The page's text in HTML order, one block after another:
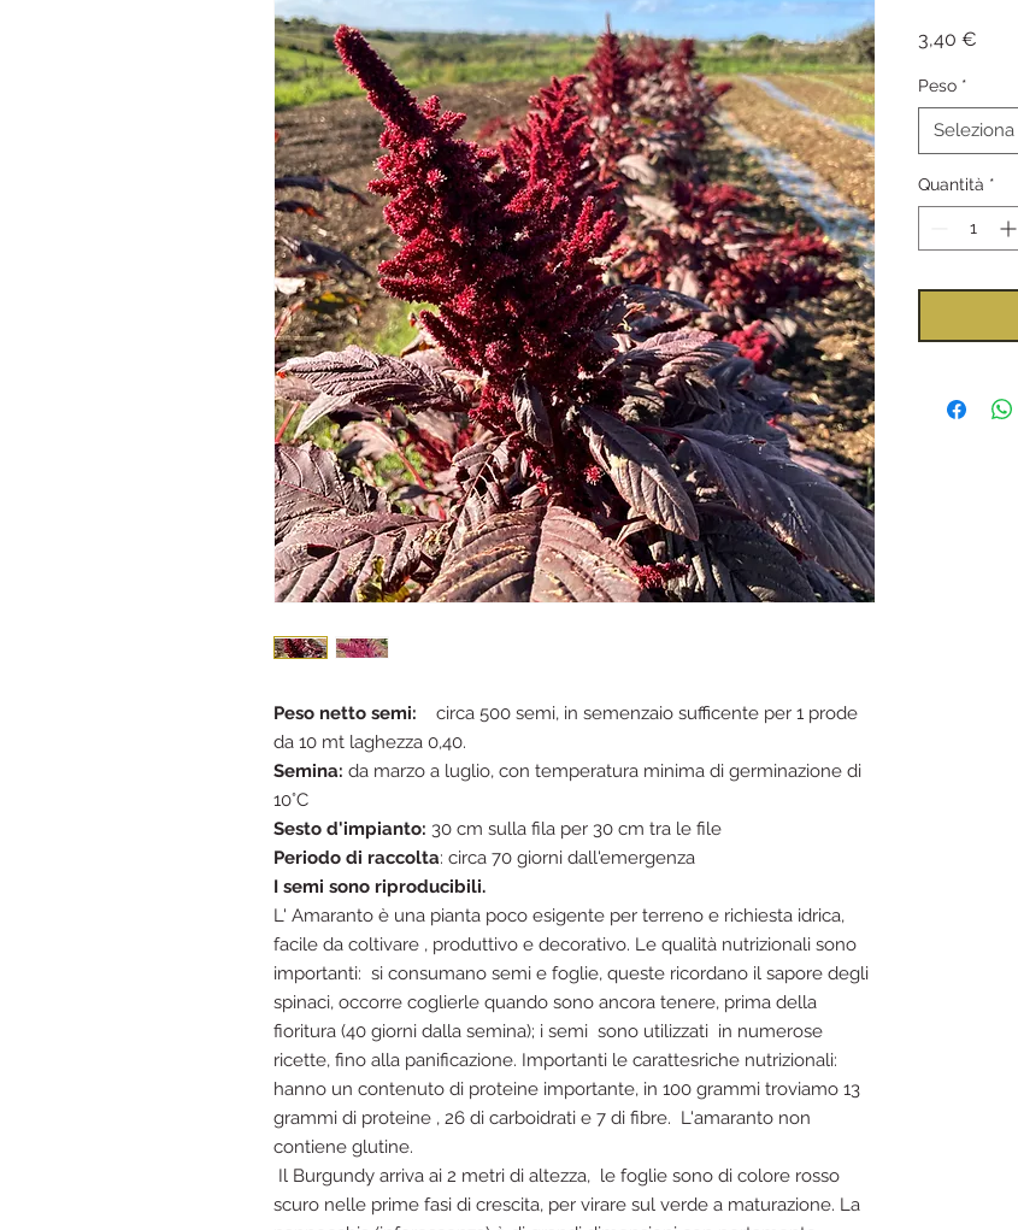
Peso netto semi: circa 500 semi, in semenzaio sufficente per 1 prode
da 10 mt laghezza 0,40.
Semina: da marzo a luglio, con temperatura minima di germinazione di
10°C
Sesto d'impianto: 30 cm sulla fila per 30 cm tra le file
Periodo di raccolta: circa 70 giorni dall'emergenza
I semi sono riproducibili.
L' Amaranto è una pianta poco esigente per terreno e richiesta idrica,
facile da coltivare , produttivo e decorativo. Le qualità nutrizionali sono
importanti: si consumano semi e foglie, queste ricordano il sapore degli
spinaci, occorre coglierle quando sono ancora tenere, prima della
fioritura (40 giorni dalla semina); i semi sono utilizzati in numerose
ricette, fino alla panificazione. Importanti le carattesriche nutrizionali:
hanno un contenuto di proteine importante, in 100 grammi troviamo 13
grammi di proteine , 26 di carboidrati e 7 di fibre. L'amaranto non
contiene glutine.
Il Burgundy arriva ai 2 metri di altezza, le foglie sono di colore rosso
scuro nelle prime fasi di crescita, per virare sul verde a maturazione. La
3,40 €
Peso *
Seleziona
Quantità *